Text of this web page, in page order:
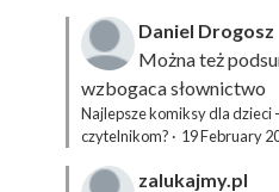
Daniel Drogosz
Można też
wzbogaca słownictwo
Najlepsze komiksy dla dzieci
czytelnikom? · 19 February
zalukajmy.pl